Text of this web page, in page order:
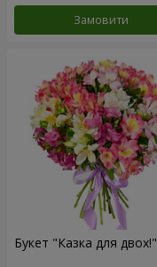
Замовити
Букет "Казка для двох!"